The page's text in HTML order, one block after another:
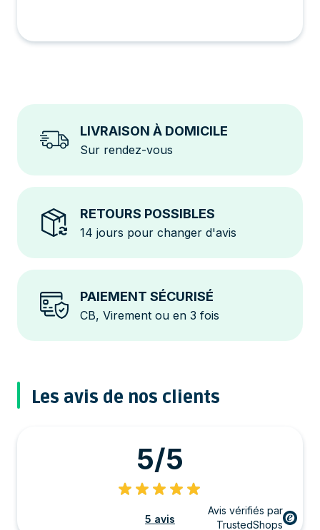
LIVRAISON À DOMICILE
Sur rendez-vous
RETOURS POSSIBLES
14 jours pour changer d'avis
PAIEMENT SÉCURISÉ
CB, Virement ou en 3 fois
Les avis de nos clients
5/5
5 avis
Avis vérifiés par
TrustedShops